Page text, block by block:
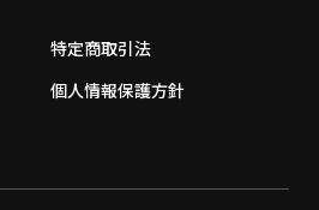
特定商取引法
個人情報保護方針